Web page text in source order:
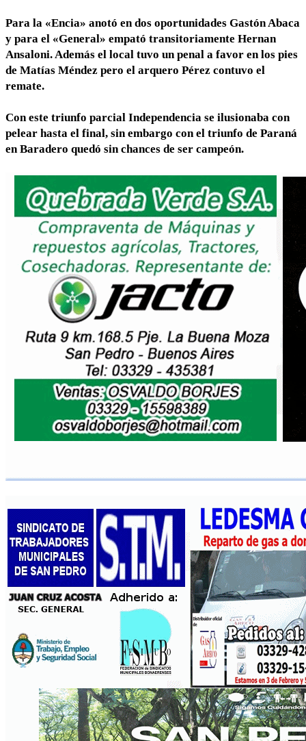
Para la «Encia» anotó en dos oportunidades Gastón Abaca
y para el «General» empató transitoriamente Hernan
Ansaloni. Además el local tuvo un penal a favor en los pies
de Matías Méndez pero el arquero Pérez contuvo el
remate.
Con este triunfo parcial Independencia se ilusionaba con
pelear hasta el final, sin embargo con el triunfo de Paraná
en Baradero quedó sin chances de ser campeón.